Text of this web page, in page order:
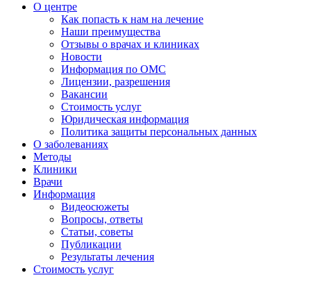
О центре
Как попасть к нам на лечение
Наши преимущества
Отзывы о врачах и клиниках
Новости
Информация по ОМС
Лицензии, разрешения
Вакансии
Стоимость услуг
Юридическая информация
Политика защиты персональных данных
О заболеваниях
Методы
Клиники
Врачи
Информация
Видеосюжеты
Вопросы, ответы
Статьи, советы
Публикации
Результаты лечения
Стоимость услуг